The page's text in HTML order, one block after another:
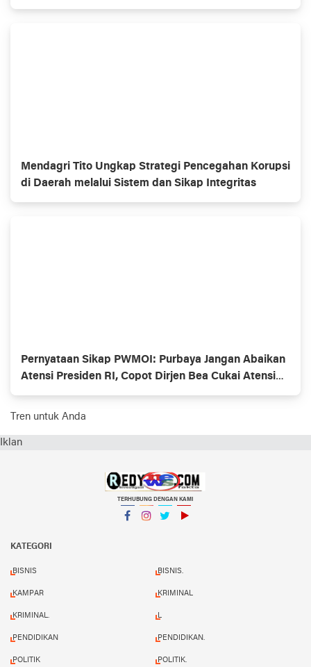
di PN Jakarta Selatan
Mendagri Tito Ungkap Strategi Pencegahan Korupsi
di Daerah melalui Sistem dan Sikap Integritas
Pernyataan Sikap PWMOI: Purbaya Jangan Abaikan
Atensi Presiden RI, Copot Dirjen Bea Cukai Atensi
Presiden Prabowo
Tren untuk Anda
Iklan
TERHUBUNG DENGAN KAMI
KATEGORI
BISNIS BISNIS.
KAMPAR KRIMINAL
KRIMINAL. L
PENDIDIKAN PENDIDIKAN.
POLITIK POLITIK.